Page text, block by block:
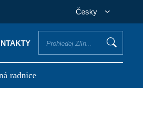
Česky
radnice